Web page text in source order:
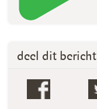
deel dit bericht